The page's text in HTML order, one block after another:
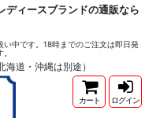
ディースブランドの通販なら
中です。18時までのご注文は即日発
道・沖縄は別途）
カート ログイン